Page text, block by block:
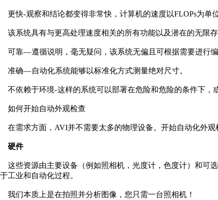
更快- 观察和结论都变得非常快，计算机的速度以FLOPs为单
该系统具有与更高处理速度相关的所有功能以及潜在的无限
可靠— 遵循说明，毫无疑问，该系统无偏且可根据需要进行
准确— 自动化系统能够以标准化方式测量绝对尺寸。
不依赖于环境- 这样的系统可以部署在危险和危险的条件下，
如何开始自动外观检查
在需求方面，AVI并不需要太多的物理设备。开始自动化外
硬件
这些资源由主要设备（例如照相机，光度计，色度计）和可
于工业和自动化过程。
我们本质上是在拍照并分析图像，您只需一台照相机！